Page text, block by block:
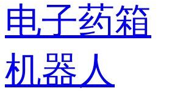
电子药箱
机器人